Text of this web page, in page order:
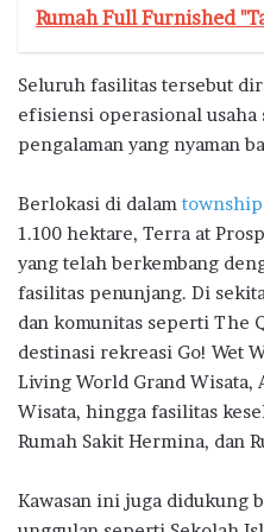
Rumah Full Furnished
Seluruh fasilitas tersebut
efisiensi operasional
pengalaman yang nyaman
Berlokasi di dalam township
1.100 hektare, Terra at
yang telah berkembang
fasilitas penunjang. Di
dan komunitas seperti The
destinasi rekreasi Go! Wet
Living World Grand
Wisata, hingga fasilitas
Rumah Sakit Hermina, dan
Kawasan ini juga didukung